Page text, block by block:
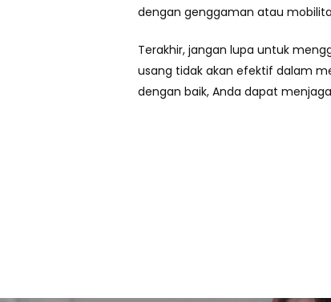
dengan genggaman atau
Terakhir, jangan lupa untuk
usang tidak akan efektif dalam
dengan baik, Anda dapat